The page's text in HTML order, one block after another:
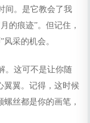
。是它教会了我
的痕迹”。但记住，
采的机会。
这可不是让你随
翼翼。记得，这时候
丝都是你的画笔，